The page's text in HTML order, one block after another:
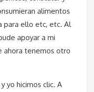
alimentos
para ello etc, etc. Al
apoyar a mi
ahora tenemos otro
yo hicimos clic. A